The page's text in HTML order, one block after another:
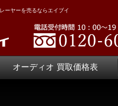
ーヤーを売るならエイブイ
オーディオ 買取価格表